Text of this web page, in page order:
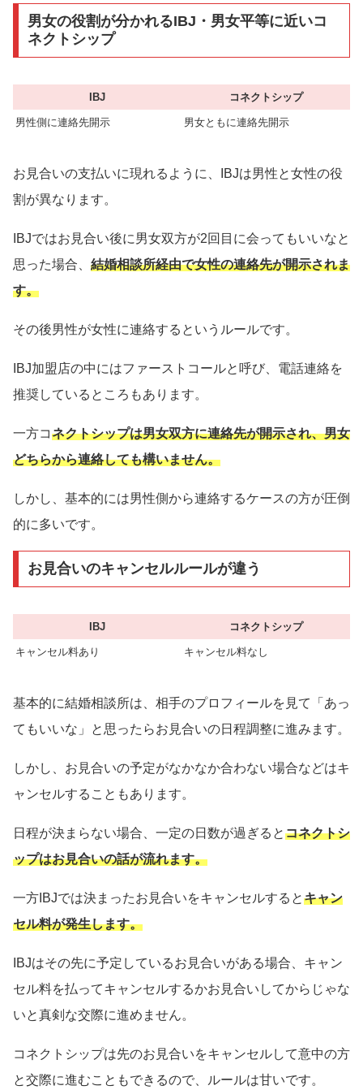
男女の役割が分かれるIBJ・男女平等に近いコ
ネクトシップ
IBJ コネクトシップ
男性側に連絡先開示 男女ともに連絡先開示
お見合いの支払いに現れるように、IBJは男性と女性の役
割が異なります。
IBJではお見合い後に男女双方が2回目に会ってもいいなと
思った場合、 結婚相談所経由で女性の連絡先が開示されま
す。
その後男性が女性に連絡するというルールです。
IBJ加盟店の中にはファーストコールと呼び、電話連絡を
推奨しているところもあります。
一方コネクトシップは男女双方に連絡先が開示され、男女
どちらから連絡しても構いません。
しかし、基本的には男性側から連絡するケースの方が圧倒
的に多いです。
お見合いのキャンセルルールが違う
IBJ コネクトシップ
キャンセル料あり キャンセル料なし
基本的に結婚相談所は、相手のプロフィールを見て「あっ
てもいいな」と思ったらお見合いの日程調整に進みます。
しかし、お見合いの予定がなかなか合わない場合などはキ
ャンセルすることもあります。
日程が決まらない場合、一定の日数が過ぎるとコネクトシ
ップはお見合いの話が流れます。
一方IBJでは決まったお見合いをキャンセルするとキャン
セル料が発生します。
IBJはその先に予定しているお見合いがある場合、キャン
セル料を払ってキャンセルするかお見合いしてからじゃな
いと真剣な交際に進めません。
コネクトシップは先のお見合いをキャンセルして意中の方
と交際に進むこともできるので、ルールは甘いです。